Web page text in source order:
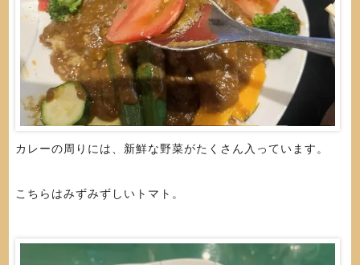
カレーの周りには、新鮮な野菜がたくさん入っています。
こちらはみずみずしいトマト。